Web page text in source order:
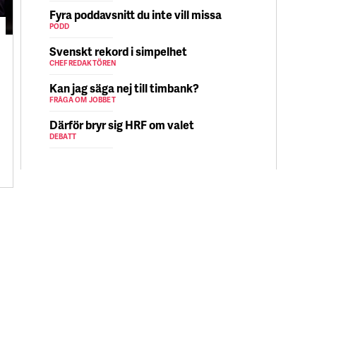
Fyra poddavsnitt du inte vill missa
PODD
Svenskt rekord i simpelhet
CHEFREDAKTÖREN
Kan jag säga nej till timbank?
FRÅGA OM JOBBET
Därför bryr sig HRF om valet
DEBATT